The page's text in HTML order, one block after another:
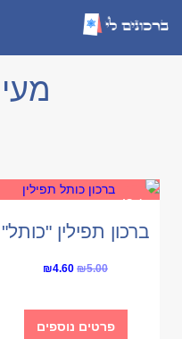
Sale!
ברכון תפילין "כותל"
₪5.00
Original
was:
₪5.00.
₪4.60
is:
₪4.60.פרטים נוספים